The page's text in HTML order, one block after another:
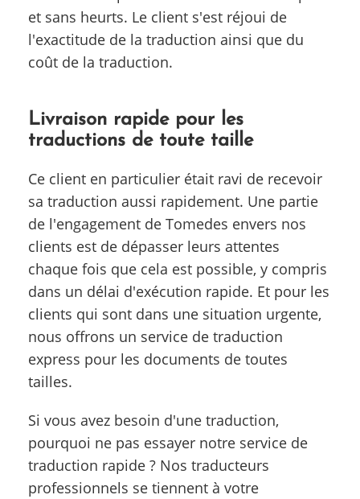
et sans heurts. Le client s'est réjoui de
l'exactitude de la traduction ainsi que du
coût de la traduction.
Livraison rapide pour les
traductions de toute taille
Ce client en particulier était ravi de recevoir
sa traduction aussi rapidement. Une partie
de l'engagement de Tomedes envers nos
clients est de dépasser leurs attentes
chaque fois que cela est possible, y compris
dans un délai d'exécution rapide. Et pour les
clients qui sont dans une situation urgente,
nous offrons un service de traduction
express pour les documents de toutes
tailles.
Si vous avez besoin d'une traduction,
pourquoi ne pas essayer notre service de
traduction rapide ? Nos traducteurs
professionnels se tiennent à votre